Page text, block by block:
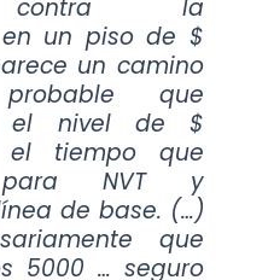
contra la
un piso de $
un camino
que
el nivel de $
el tiempo que
para NVT y
de base. (…)
que
5000 … seguro